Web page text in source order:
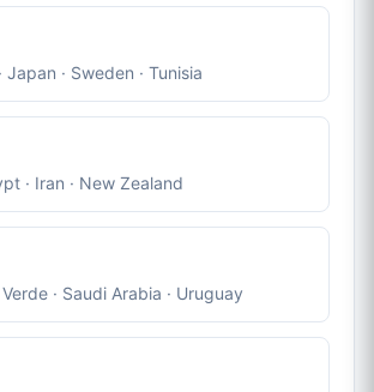
Japan · Sweden · Tunisia
· Iran · New Zealand
· Saudi Arabia · Uruguay